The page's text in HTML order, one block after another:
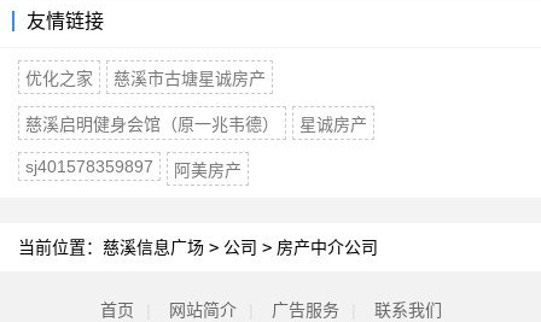
友情链接
优化之家 慈溪市古塘星诚房产
慈溪启明健身会馆（原一兆韦德） 星诚房产
sj401578359897 阿美房产
当前位置： 慈溪信息广场 > 公司 > 房产中介公司
首页 网站简介 广告服务 联系我们